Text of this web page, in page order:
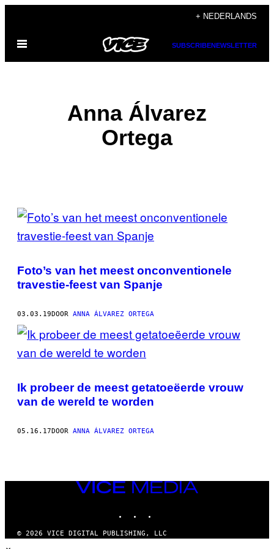
de
+ NEDERLANDS
Open
SUBSCRIBENEWSLETTER
Anna Álvarez
Ortega
POSTS
BY
THIS
AUTHOR
Foto’s van het meest onconventionele
travestie-feest van Spanje
03.03.19DOOR ANNA ÁLVAREZ ORTEGA
Ik probeer de meest getatoeëerde vrouw
van de wereld te worden
05.16.17DOOR ANNA ÁLVAREZ ORTEGA
VICE
MEDIA
© 2026 VICE DIGITAL PUBLISHING, LLC